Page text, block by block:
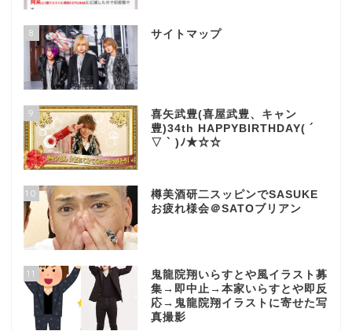
8 サイトマップ
9
喜矢武豊(喜屋武豊、キャン
豊)34th HAPPYBIRTHDAY( ´
▽ ` )ﾉ★☆☆
10
樽美酒研二スッピンでSASUKE
お疲れ様会＠SATOブリアン
11
鬼龍院翔いらすとや風イラスト募
集→即中止→本家いらすとや即反
応→鬼龍院翔イラストに寄せた写
真撮影